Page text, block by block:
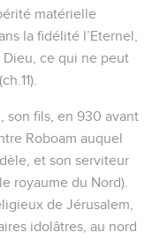
matérielle
la fidélité l’Eternel,
Dieu, ce qui ne peut
son fils, en 930 avant
Roboam auquel
et son serviteur
royaume du Nord).
de Jérusalem,
idolâtres, au nord